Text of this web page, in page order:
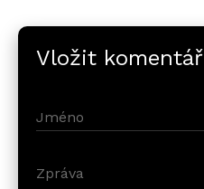
Vložit komentář